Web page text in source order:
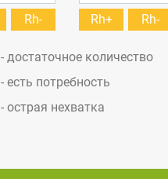
Rh-
Rh+
Rh-
- достаточное количество
- есть потребность
- острая нехватка